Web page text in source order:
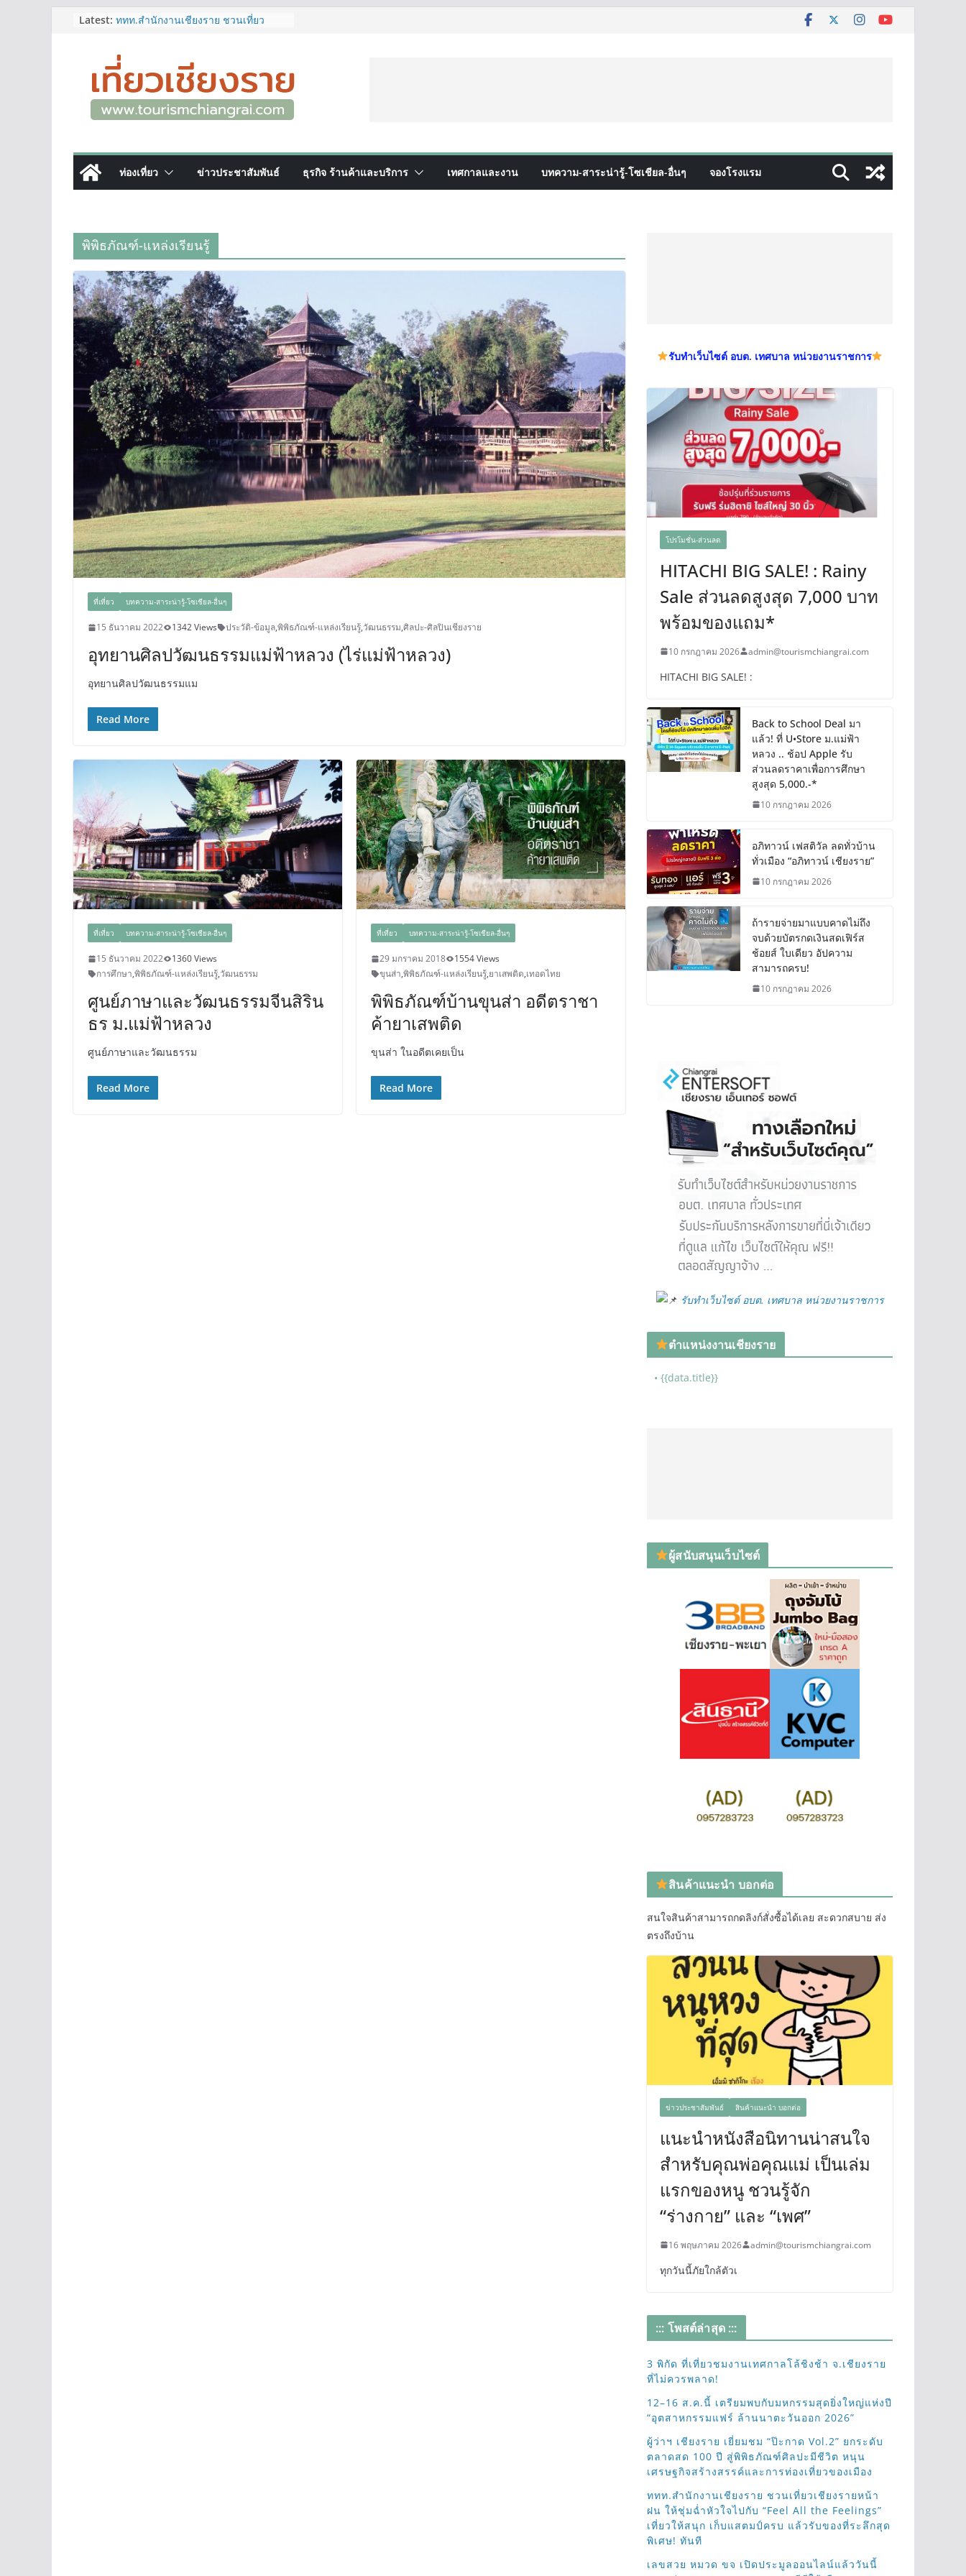
Latest: ททท.สำนักงานเชียงราย ชวนเที่ยว
เก็บแสตมป์ครบ แล้วรับของที่ระลึกสุด
พิเศษ! ทันที
เลขสวย หมวด ขจ เปิดประมูลออนไลน์
แล้ววันนี้ เลขเด่น เลขมงคล ความหมาย
ดีมีให้เลือกหลากหลายทั้ง 301 หมายเลข
จ.เชียงราย ที่ไม่ควรพลาด!
12–16 ส.ค.นี้ เตรียมพบกับมหกรรมสุด
ยิ่งใหญ่แห่งปี “อุตสาหกรรมแฟร์ ล้านนา
ตะวันออก 2026”
ศิลปะมีชีวิต หนุนเศรษฐกิจสร้างสรรค์
และการท่องเที่ยวของเมือง
ท่องเที่ยว ข่าวประชาสัมพันธ์ ธุรกิจ ร้านค้าและบริการ เทศกาลและงาน บทความ-สาระน่ารู้-โซเชียล-อื่นๆ จองโรงแรม
พิพิธภัณฑ์-แหล่งเรียนรู้
ที่เที่ยว บทความ-สาระน่ารู้-โซเชียล-อื่นๆ
15 ธันวาคม 2022 1342 Views ประวัติ-ข้อมูล,พิพิธภัณฑ์-แหล่งเรียนรู้,วัฒนธรรม,ศิลปะ-ศิลปินเชียงราย
อุทยานศิลปวัฒนธรรมแม่ฟ้าหลวง (ไร่แม่ฟ้าหลวง)
อุทยานศิลปวัฒนธรรมแม
Read More
ที่เที่ยว บทความ-สาระน่ารู้-โซเชียล-อื่นๆ
15 ธันวาคม 2022
1360 Views
การศึกษา,พิพิธภัณฑ์-แหล่งเรียนรู้,วัฒนธรรม
ศูนย์ภาษาและวัฒนธรรมจีนสิริน
ธร ม.แม่ฟ้าหลวง
ศูนย์ภาษาและวัฒนธรรม
Read More
ที่เที่ยว บทความ-สาระน่ารู้-โซเชียล-อื่นๆ
29 มกราคม 2018
1554 Views
ขุนส่า,พิพิธภัณฑ์-แหล่งเรียนรู้,ยาเสพติด,เทอดไทย
พิพิธภัณฑ์บ้านขุนส่า อดีตราชา
ค้ายาเสพติด
ขุนส่า ในอดีตเคยเป็น
Read More
รับทำเว็บไซต์ อบต. เทศบาล หน่วยงานราชการ
โปรโมชั่น-ส่วนลด
HITACHI BIG SALE! : Rainy
Sale ส่วนลดสูงสุด 7,000 บาท
พร้อมของแถม*
10 กรกฎาคม 2026 admin@tourismchiangrai.com
HITACHI BIG SALE! :
Back to School Deal มา
แล้ว! ที่ U•Store ม.แม่ฟ้า
หลวง .. ช้อป Apple รับ
ส่วนลดราคาเพื่อการศึกษา
สูงสุด 5,000.-*
10 กรกฎาคม 2026
อภิทาวน์ เฟสติวัล ลดทั่วบ้าน
ทั่วเมือง “อภิทาวน์ เชียงราย”
10 กรกฎาคม 2026
ถ้ารายจ่ายมาแบบคาดไม่ถึง
จบด้วยบัตรกดเงินสดเฟิร์ส
ช้อยส์ ใบเดียว อัปความ
สามารถครบ!
10 กรกฎาคม 2026
รับทำเว็บไซต์ อบต. เทศบาล หน่วยงานราชการ
ตำแหน่งงานเชียงราย
• {{data.title}}
ผู้สนับสนุนเว็บไซต์
สินค้าแนะนำ บอกต่อ
สนใจสินค้าสามารถกดลิงก์สั่งซื้อได้เลย สะดวกสบาย ส่ง
ตรงถึงบ้าน
ข่าวประชาสัมพันธ์ สินค้าแนะนำ บอกต่อ
แนะนำหนังสือนิทานน่าสนใจ
สำหรับคุณพ่อคุณแม่ เป็นเล่ม
แรกของหนู ชวนรู้จัก
“ร่างกาย” และ “เพศ”
16 พฤษภาคม 2026 admin@tourismchiangrai.com
ทุกวันนี้ภัยใกล้ตัวเ
::: โพสต์ล่าสุด :::
3 พิกัด ที่เที่ยวชมงานเทศกาลโล้ชิงช้า จ.เชียงราย
ที่ไม่ควรพลาด!
12–16 ส.ค.นี้ เตรียมพบกับมหกรรมสุดยิ่งใหญ่แห่งปี
“อุตสาหกรรมแฟร์ ล้านนาตะวันออก 2026”
ผู้ว่าฯ เชียงราย เยี่ยมชม “ป๊ะกาด Vol.2” ยกระดับ
ตลาดสด 100 ปี สู่พิพิธภัณฑ์ศิลปะมีชีวิต หนุน
เศรษฐกิจสร้างสรรค์และการท่องเที่ยวของเมือง
ททท.สำนักงานเชียงราย ชวนเที่ยวเชียงรายหน้า
ฝน ให้ชุ่มฉ่ำหัวใจไปกับ “Feel All the Feelings”
เที่ยวให้สนุก เก็บแสตมป์ครบ แล้วรับของที่ระลึกสุด
พิเศษ! ทันที
เลขสวย หมวด ขจ เปิดประมูลออนไลน์แล้ววันนี้